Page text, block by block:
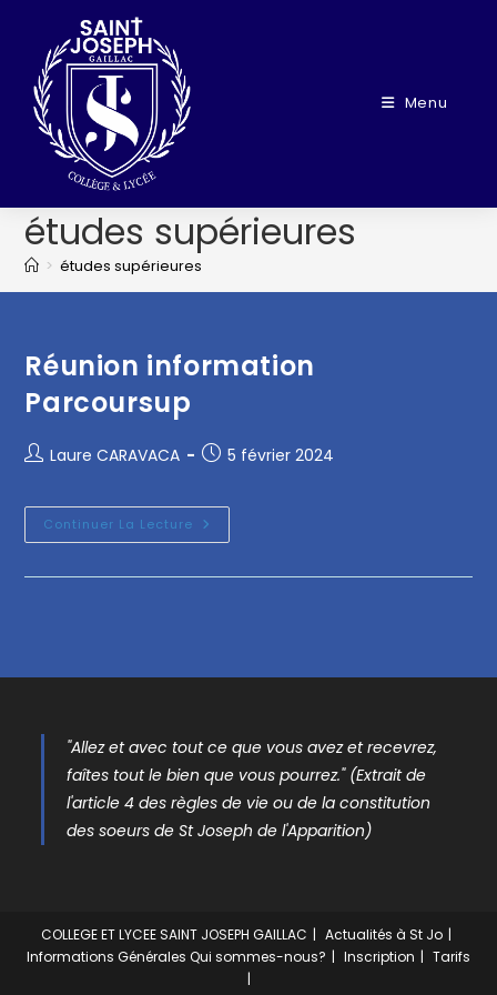
Menu
études supérieures
> études supérieures
Réunion information
Parcoursup
Laure CARAVACA 5 février 2024
Continuer La Lecture
"Allez et avec tout ce que vous avez et recevrez,
faîtes tout le bien que vous pourrez." (Extrait de
l'article 4 des règles de vie ou de la constitution
des soeurs de St Joseph de l'Apparition)
COLLEGE ET LYCEE SAINT JOSEPH GAILLAC
Actualités à St Jo
Informations Générales Qui sommes-nous? Inscription Tarifs